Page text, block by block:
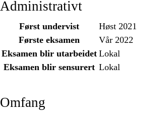
Administrativt
Først undervist
Høst 2021
Første eksamen
Vår 2022
Eksamen blir utarbeidet Lokal
Eksamen blir sensurert Lokal
Omfang